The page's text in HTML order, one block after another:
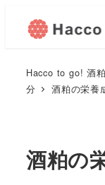
Hacco to go! 酒
分
酒粕の栄養
酒粕の